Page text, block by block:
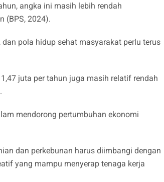
angka ini masih lebih rendah
(BPS, 2024).
pola hidup sehat masyarakat perlu terus
juta per tahun juga masih relatif rendah
mendorong pertumbuhan ekonomi
dan perkebunan harus diimbangi dengan
yang mampu menyerap tenaga kerja